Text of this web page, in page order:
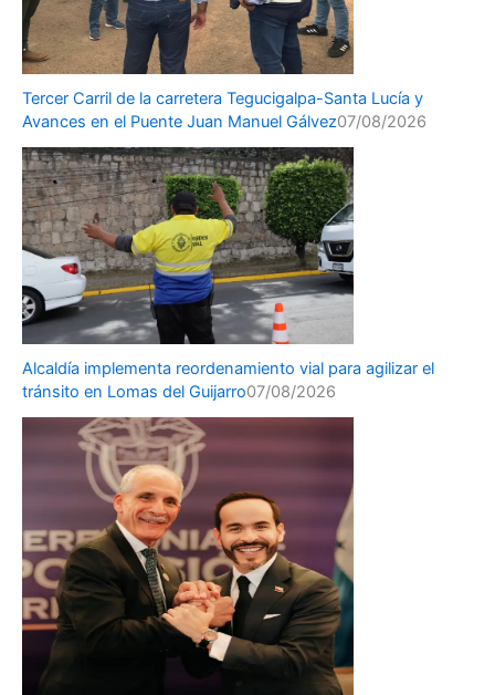
Tercer Carril de la carretera Tegucigalpa-Santa Lucía y
Avances en el Puente Juan Manuel Gálvez07/08/2026
Alcaldía implementa reordenamiento vial para agilizar el
tránsito en Lomas del Guijarro07/08/2026